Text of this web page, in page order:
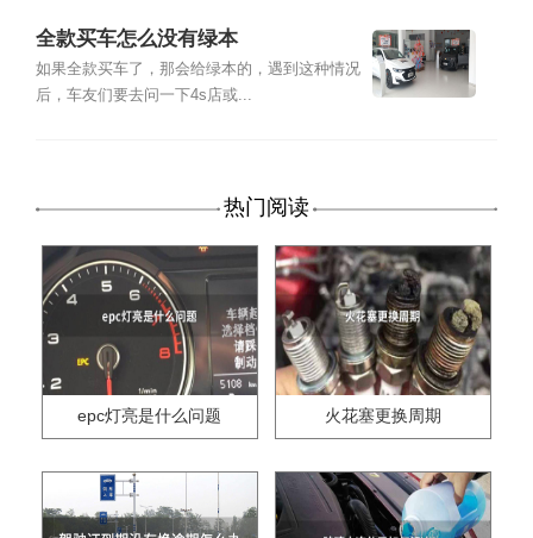
全款买车怎么没有绿本
如果全款买车了，那会给绿本的，遇到这种情况
后，车友们要去问一下4s店或...
热门阅读
epc灯亮是什么问题 火花塞更换周期